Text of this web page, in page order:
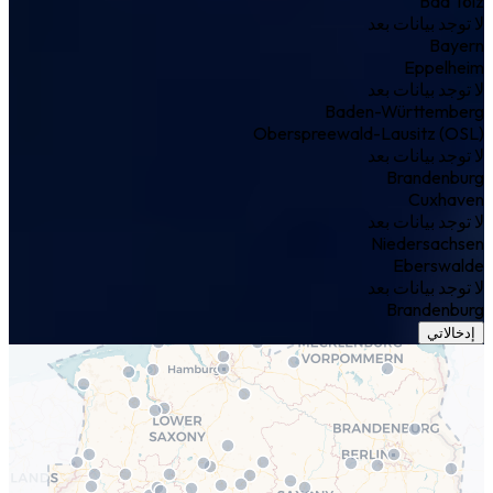
لا توجد بيانات بعد
Bayern
Eppelheim
لا توجد بيانات بعد
Baden-Württemberg
Oberspreewald-Lausitz (OSL)
لا توجد بيانات بعد
Brandenburg
Cuxhaven
لا توجد بيانات بعد
Niedersachsen
Eberswalde
لا توجد بيانات بعد
Brandenburg
إدخالاتي